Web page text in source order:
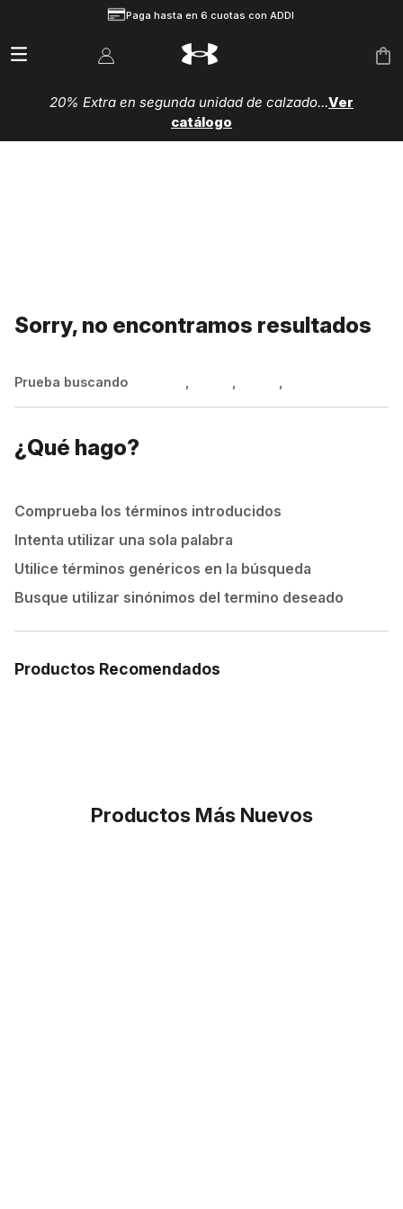
Paga hasta en 6 cuotas con ADDI
20% Extra en segunda unidad de calzado...Ver
catálogo
Sorry, no encontramos resultados
Prueba buscando , , ,
¿Qué hago?
Comprueba los términos introducidos
Intenta utilizar una sola palabra
Utilice términos genéricos en la búsqueda
Busque utilizar sinónimos del termino deseado
Productos Recomendados
Productos Más Nuevos